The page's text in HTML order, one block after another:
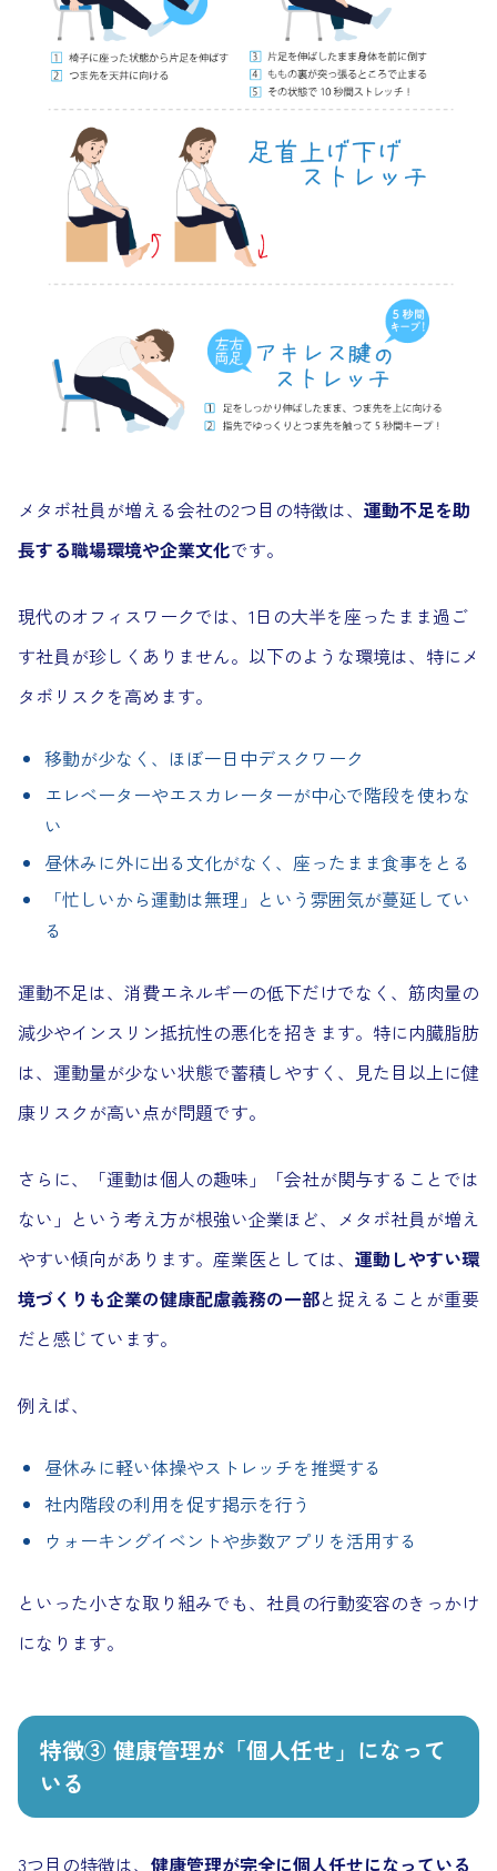
メタボ社員が増える会社の2つ目の特徴は、 運動不足を助
長する職場環境や企業文化です。
現代のオフィスワークでは、1日の大半を座ったまま過ご
す社員が珍しくありません。以下のような環境は、特にメ
タボリスクを高めます。
移動が少なく、ほぼ一日中デスクワーク
エレベーターやエスカレーターが中心で階段を使わな
い
昼休みに外に出る文化がなく、座ったまま食事をとる
「忙しいから運動は無理」という雰囲気が蔓延してい
る
運動不足は、消費エネルギーの低下だけでなく、筋肉量の
減少やインスリン抵抗性の悪化を招きます。特に内臓脂肪
は、運動量が少ない状態で蓄積しやすく、見た目以上に健
康リスクが高い点が問題です。
さらに、「運動は個人の趣味」「会社が関与することでは
ない」という考え方が根強い企業ほど、メタボ社員が増え
やすい傾向があります。産業医としては、 運動しやすい環
境づくりも企業の健康配慮義務の一部と捉えることが重要
だと感じています。
例えば、
昼休みに軽い体操やストレッチを推奨する
社内階段の利用を促す掲示を行う
ウォーキングイベントや歩数アプリを活用する
といった小さな取り組みでも、社員の行動変容のきっかけ
になります。
特徴③ 健康管理が「個人任せ」になって
いる
3つ目の特徴は、 健康管理が完全に個人任せになっている